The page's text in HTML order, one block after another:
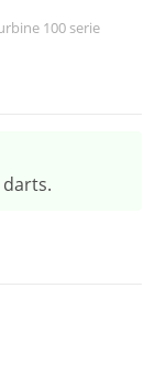
100 serie